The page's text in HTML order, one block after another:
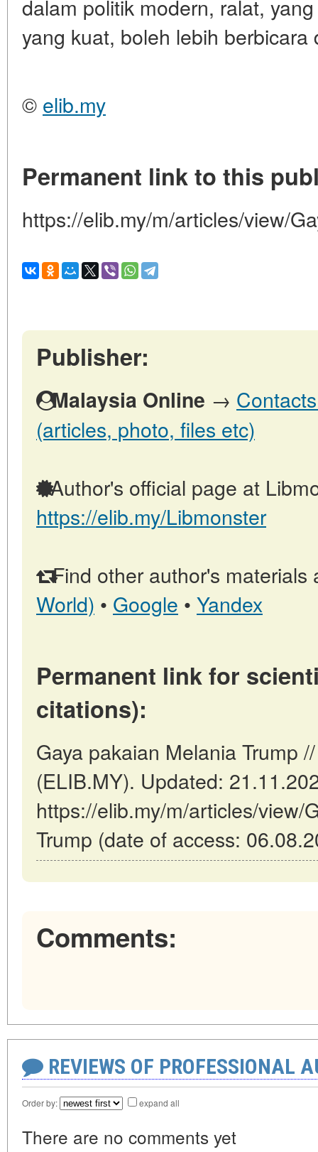
dalam politik modern, ralat,
yang kuat, boleh lebih berbicara
© elib.my
Permanent link to this
https://elib.my/m/articles/view/
Publisher:
Malaysia Online →
(articles, photo, files etc)
Author's official page at
https://elib.my/Libmonster
Find other author's materials
World) • Google • Yandex
Permanent link for
citations):
Gaya pakaian Melania Trump
(ELIB.MY). Updated:
https://elib.my/m/articles/view/
Trump (date of access:
Comments:
REVIEWS OF PROFESSIONAL
Order by: expand all
There are no comments yet